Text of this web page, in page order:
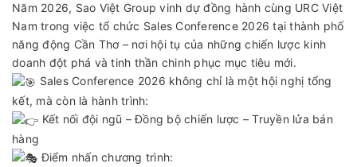
Năm 2026, Sao Việt Group vinh dự đồng hành cùng URC Việt
Nam trong việc tổ chức Sales Conference 2026 tại thành phố
năng động Cần Thơ – nơi hội tụ của những chiến lược kinh
doanh đột phá và tinh thần chinh phục mục tiêu mới.
Sales Conference 2026 không chỉ là một hội nghị tổng
kết, mà còn là hành trình:
Kết nối đội ngũ – Đồng bộ chiến lược – Truyền lửa bán
hàng
Điểm nhấn chương trình: